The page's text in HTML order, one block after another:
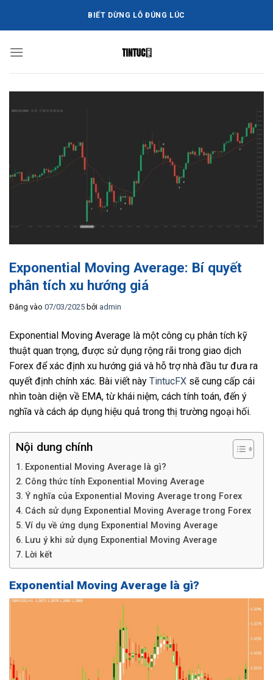
dung
BIẾT DỪNG LỖ ĐÚNG LÚC
Exponential Moving Average: Bí quyết
phân tích xu hướng giá
Đăng vào 07/03/2025 bởi admin
Exponential Moving Average là một công cụ phân tích kỹ
thuật quan trọng, được sử dụng rộng rãi trong giao dịch
Forex để xác định xu hướng giá và hỗ trợ nhà đầu tư đưa ra
quyết định chính xác. Bài viết này TintucFX sẽ cung cấp cái
nhìn toàn diện về EMA, từ khái niệm, cách tính toán, đến ý
nghĩa và cách áp dụng hiệu quả trong thị trường ngoại hối.
Nội dung chính
Exponential Moving Average là gì?
Công thức tính Exponential Moving Average
Ý nghĩa của Exponential Moving Average trong Forex
Cách sử dụng Exponential Moving Average trong Forex
Ví dụ về ứng dụng Exponential Moving Average
Lưu ý khi sử dụng Exponential Moving Average
Lời kết
Exponential Moving Average là gì?